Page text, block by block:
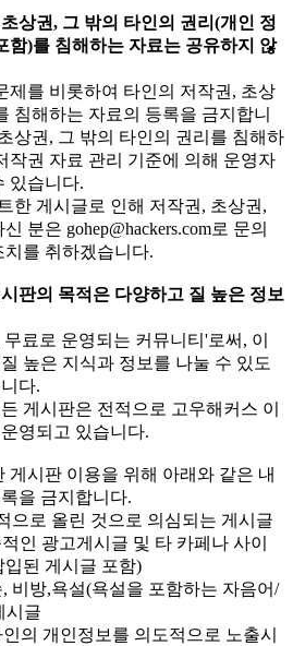
상권, 그 밖의 타인의 권리(개인 정
함)를 침해하는 자료는 공유하지 않
제를 비롯하여 타인의 저작권, 초상
침해하는 자료의 등록을 금지합니
상권, 그 밖의 타인의 권리를 침해하
작권 자료 관리 기준에 의해 운영자
있습니다.
한 게시글로 인해 저작권, 초상권,
신 분은 gohep@hackers.com로 문의
를 취하겠습니다.
판의 목적은 다양하고 질 높은 정보
료로 운영되는 커뮤니티'로써, 이
높은 지식과 정보를 나눌 수 있도
다.
게시판은 전적으로 고우해커스 이
영되고 있습니다.
게시판 이용을 위해 아래와 같은 내
을 금지합니다.
으로 올린 것으로 의심되는 게시글
인 광고게시글 및 타 카페나 사이
입된 게시글 포함)
비방,욕설(욕설을 포함하는 자음어/
시글
의 개인정보를 의도적으로 노출시